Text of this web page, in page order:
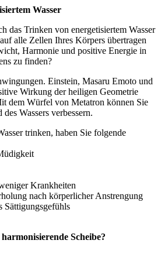
Wasser
das Trinken von energetisiertem Wasser
alle Zellen Ihres Körpers übertragen
Harmonie und positive Energie in
zu finden?
Einstein, Masaru Emoto und
Wirkung der heiligen Geometrie
dem Würfel von Metatron können Sie
Wassers verbessern.
trinken, haben Sie folgende
Krankheiten
nach körperlicher Anstrengung
Sättigungsgefühls
Scheibe?